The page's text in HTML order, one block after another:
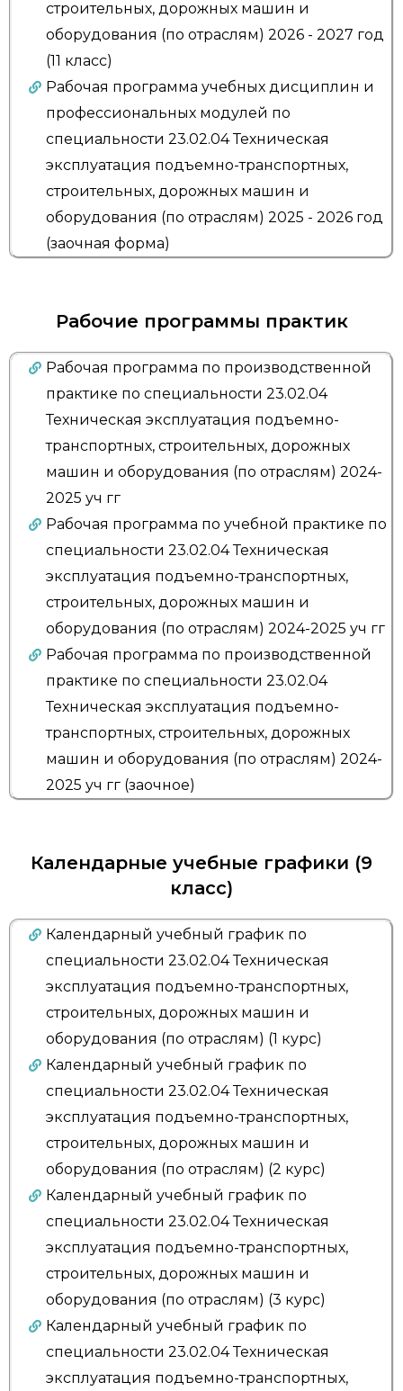
строительных, дорожных машин и
оборудования (по отраслям) 2026 - 2027 год
(11 класс)
Рабочая программа учебных дисциплин и
профессиональных модулей по
специальности 23.02.04 Техническая
эксплуатация подъемно-транспортных,
строительных, дорожных машин и
оборудования (по отраслям) 2025 - 2026 год
(заочная форма)
Рабочие программы практик
Рабочая программа по производственной
практике по специальности 23.02.04
Техническая эксплуатация подъемно-
транспортных, строительных, дорожных
машин и оборудования (по отраслям) 2024-
2025 уч гг
Рабочая программа по учебной практике по
специальности 23.02.04 Техническая
эксплуатация подъемно-транспортных,
строительных, дорожных машин и
оборудования (по отраслям) 2024-2025 уч гг
Рабочая программа по производственной
практике по специальности 23.02.04
Техническая эксплуатация подъемно-
транспортных, строительных, дорожных
машин и оборудования (по отраслям) 2024-
2025 уч гг (заочное)
Календарные учебные графики (9
класс)
Календарный учебный график по
специальности 23.02.04 Техническая
эксплуатация подъемно-транспортных,
строительных, дорожных машин и
оборудования (по отраслям) (1 курс)
Календарный учебный график по
специальности 23.02.04 Техническая
эксплуатация подъемно-транспортных,
строительных, дорожных машин и
оборудования (по отраслям) (2 курс)
Календарный учебный график по
специальности 23.02.04 Техническая
эксплуатация подъемно-транспортных,
строительных, дорожных машин и
оборудования (по отраслям) (3 курс)
Календарный учебный график по
специальности 23.02.04 Техническая
эксплуатация подъемно-транспортных,